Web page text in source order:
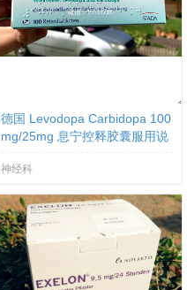
德国 Levodopa Carbidopa 100
mg/25mg 息宁控释胶囊服用说
神经科